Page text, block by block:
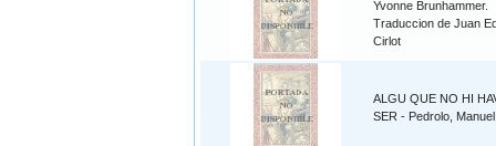
Yvonne Brunhammer.
Traduccion de Juan
Cirlot
ALGU QUE NO HI
SER - Pedrolo,